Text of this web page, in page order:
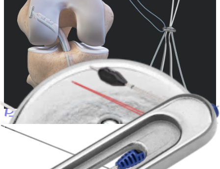
play_circle
GraftLink® Technique Using FiberTape® Suture for the
Brace™ Technique